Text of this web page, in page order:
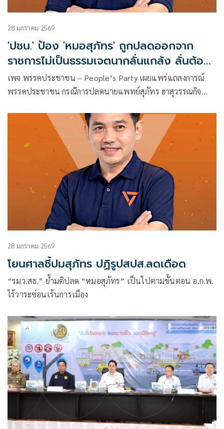
28 มกราคม 2569
'ปชน.' ป้อง 'หมอสุภัทร' ถูกปลดออกจาก
ราชการไม่เป็นธรรมเจตนากลั่นแกล้ง ลั่นต้อง
ต่อสู้ถึงที่สุด
เพจ พรรคประชาชน – People’s Party เผยแพร่แถลงการณ์
พรรคประชาชน กรณีการปลดนายแพทย์สุภัทร ฮาสุวรรณกิจ
28 มกราคม 2569
โยนศาลชี้ปมสุภัทร ปฏิรูปสปส.ลดเดือด
“รมว.สธ.” ย้ำมติปลด “หมอสุภัทร” เป็นไปตามขั้นตอน อ.ก.พ.
ไร้วาระซ่อนเร้นการเมือง